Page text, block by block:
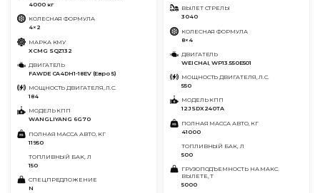
4000 кг
КОЛЕСНАЯ ФОРМУЛА
4×2
МАРКА КМУ
XCMG SQZ132
ДВИГАТЕЛЬ
FAWDE CA4DH1-18EV (Евро 5)
МОЩНОСТЬ ДВИГАТЕЛЯ, Л.С.
184
МОДЕЛЬ КПП
WANGLIYANG 6G70
ПОЛНАЯ МАССА АВТО, КГ
11950
ТОПЛИВНЫЙ БАК, Л
150
СПЕЦПРЕДЛОЖЕНИЕ
N
ВЫЛЕТ СТРЕЛЫ
3040
КОЛЕСНАЯ ФОРМУЛА
8×4
ДВИГАТЕЛЬ
WEICHAI, WP13.550E501
МОЩНОСТЬ ДВИГАТЕЛЯ, Л.С.
550
МОДЕЛЬ КПП
12JSDX240TA
ПОЛНАЯ МАССА АВТО, КГ
41000
ТОПЛИВНЫЙ БАК, Л
500
ГРУЗОПОДЪЕМНОСТЬ НА МАКС.
ВЫЛЕТЕ, Т
5000